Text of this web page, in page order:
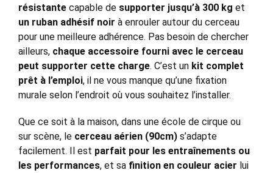
résistante capable de supporter jusqu’à 300 kg et
un ruban adhésif noir à enrouler autour du cerceau
pour une meilleure adhérence. Pas besoin de chercher
ailleurs, chaque accessoire fourni avec le cerceau
peut supporter cette charge. C’est un kit complet
prêt à l’emploi, il ne vous manque qu’une fixation
murale selon l’endroit où vous souhaitez l’installer.
Que ce soit à la maison, dans une école de cirque ou
sur scène, le cerceau aérien (90cm) s’adapte
facilement. Il est parfait pour les entraînements ou
les performances, et sa finition en couleur acier lui